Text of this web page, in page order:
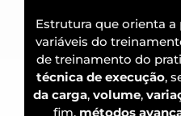
Estrutura que orienta
variáveis do
de treinamento do
técnica de execução,
da carga, volume,
fim, métodos